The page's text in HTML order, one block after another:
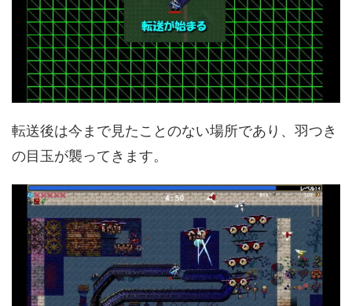
転送後は今まで見たことのない場所であり、羽つき
の目玉が襲ってきます。